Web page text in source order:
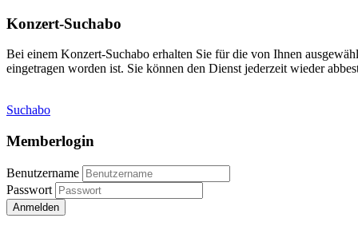
Konzert-Suchabo
Bei einem Konzert-Suchabo erhalten Sie für die von Ihnen
eingetragen worden ist. Sie können den Dienst jederzeit wieder
Suchabo
Memberlogin
Benutzername
Passwort
Anmelden